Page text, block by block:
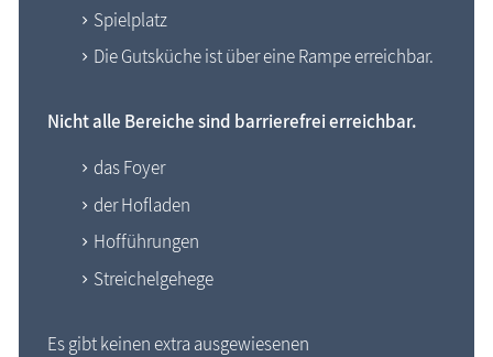
Spielplatz
Die Gutsküche ist über eine Rampe erreichbar.
Nicht alle Bereiche sind barrierefrei erreichbar.
das Foyer
der Hofladen
Hofführungen
Streichelgehege
Es gibt keinen extra ausgewiesenen